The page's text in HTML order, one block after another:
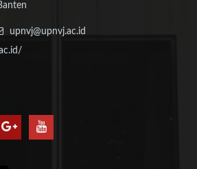
upnvj@upnvj.ac.id